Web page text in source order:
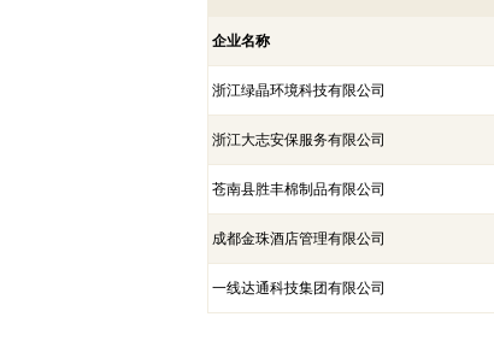
企业名称
浙江绿晶环境科技有限公司
浙江大志安保服务有限公司
苍南县胜丰棉制品有限公司
成都金珠酒店管理有限公司
一线达通科技集团有限公司